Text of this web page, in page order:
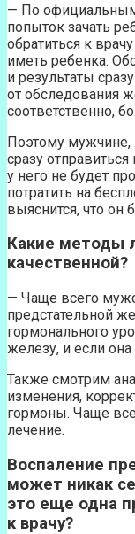
— По
попыток зачать
обратиться к
иметь ребенка.
и результаты
от обследования
соответственно,
Поэтому
сразу
у него не будет
потратить на
выяснится, что он
Какие методы
качественной?
— Чаще всего
предстательной
гормонального
железу, и если
Также смотрим
изменения,
гормоны. Чаще
лечение.
Воспаление
может никак
это еще одна
к врачу?